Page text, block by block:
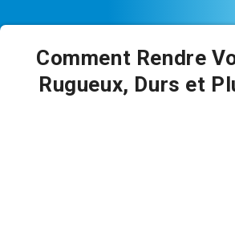
Comment Rendre
Rugueux, Durs et